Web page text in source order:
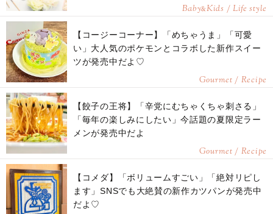
Baby&Kids / Life style
【コージーコーナー】「めちゃうま」「可愛
い」大人気のポケモンとコラボした新作スイー
ツが発売中だよ♡
Gourmet / Recipe
【餃子の王将】「辛党にむちゃくちゃ刺さる」
「毎年の楽しみにしたい」今話題の夏限定ラー
メンが発売中だよ
Gourmet / Recipe
【コメダ】「ボリュームすごい」「絶対リピし
ます」SNSでも大絶賛の新作カツパンが発売中
だよ♡